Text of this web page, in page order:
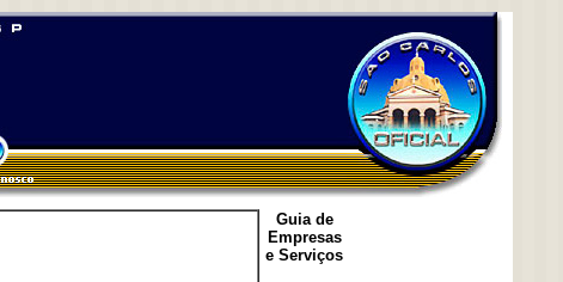
Guia de
Empresas
e Serviços